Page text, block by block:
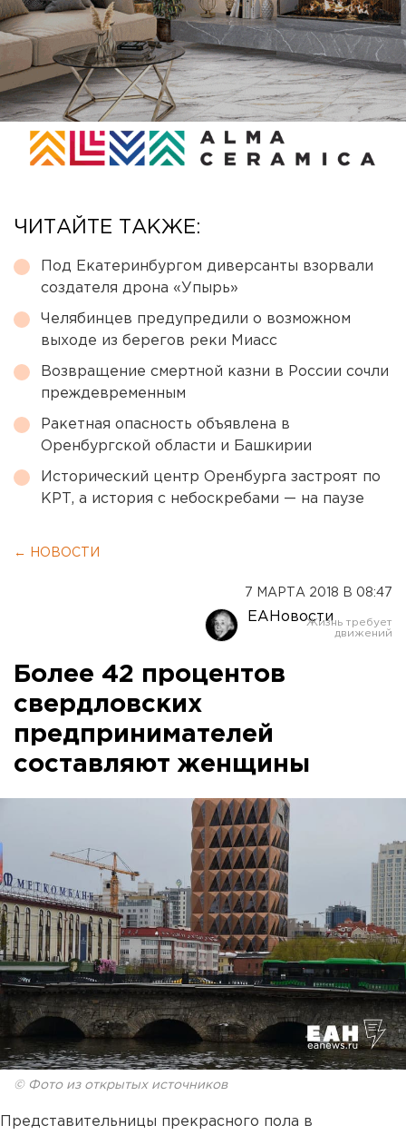
ЧИТАЙТЕ ТАКЖЕ:
Под Екатеринбургом диверсанты взорвали
создателя дрона «Упырь»
Челябинцев предупредили о возможном
выходе из берегов реки Миасс
Возвращение смертной казни в России сочли
преждевременным
Ракетная опасность объявлена в
Оренбургской области и Башкирии
Исторический центр Оренбурга застроят по
КРТ, а история с небоскребами — на паузе
← НОВОСТИ
7 МАРТА 2018 В 08:47
ЕАНовости
Более 42 процентов
свердловских
предпринимателей
составляют женщины
© Фото из открытых источников
Представительницы прекрасного пола в